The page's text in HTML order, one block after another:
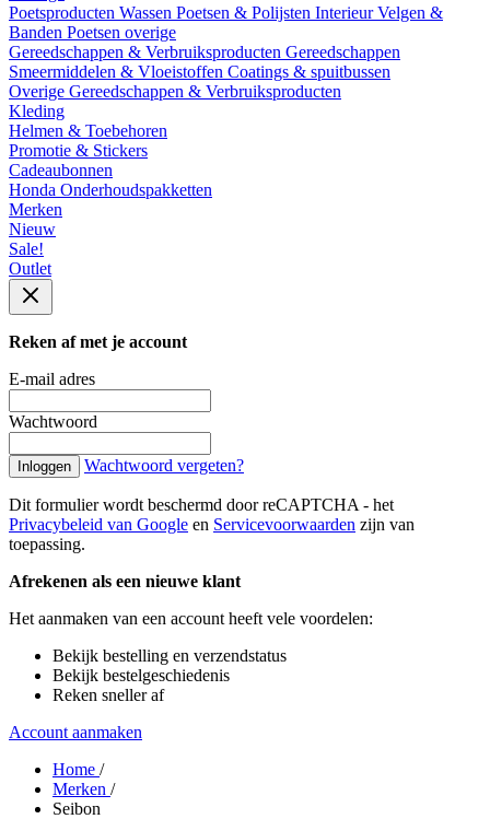
Poetsproducten Wassen Poetsen & Polijsten InterieurVelgen &
Banden Poetsen overige
Gereedschappen & Verbruiksproducten Gereedschappen
Smeermiddelen & Vloeistoffen Coatings & spuitbussen
Overige Gereedschappen & Verbruiksproducten
Kleding
Helmen & Toebehoren
Promotie & Stickers
Cadeaubonnen
Honda Onderhoudspakketten
Merken
Nieuw
Sale!
Outlet
Reken af met je account
E-mail adres
Wachtwoord
Inloggen Wachtwoord vergeten?
Dit formulier wordt beschermd door reCAPTCHA - het
Privacybeleid van Google en Servicevoorwaarden zijn van
toepassing.
Afrekenen als een nieuwe klant
Het aanmaken van een account heeft vele voordelen:
Bekijk bestelling en verzendstatus
Bekijk bestelgeschiedenis
Reken sneller af
Account aanmaken
Home /
Merken /
Seibon